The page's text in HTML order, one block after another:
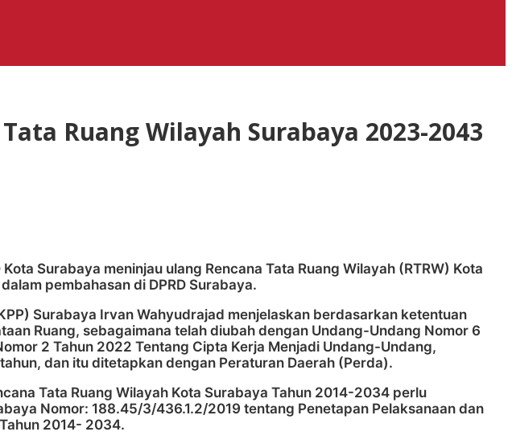
Ruang Wilayah Surabaya 2023-2043
Surabaya meninjau ulang Rencana Tata Ruang Wilayah (RTRW) Kota
pembahasan di DPRD Surabaya.
Surabaya Irvan Wahyudrajad menjelaskan berdasarkan ketentuan
Ruang, sebagaimana telah diubah dengan Undang-Undang Nomor 6
2 Tahun 2022 Tentang Cipta Kerja Menjadi Undang-Undang,
dan itu ditetapkan dengan Peraturan Daerah (Perda).
Tata Ruang Wilayah Kota Surabaya Tahun 2014-2034 perlu
Nomor: 188.45/3/436.1.2/2019 tentang Penetapan Pelaksanaan dan
2014- 2034.